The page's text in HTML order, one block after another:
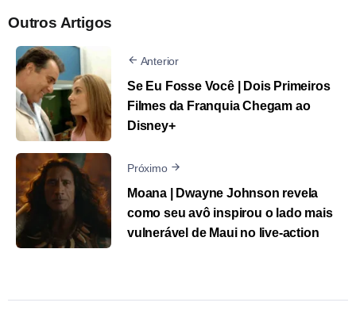
Outros Artigos
Anterior
Se Eu Fosse Você | Dois Primeiros
Filmes da Franquia Chegam ao
Disney+
Próximo
Moana | Dwayne Johnson revela
como seu avô inspirou o lado mais
vulnerável de Maui no live-action